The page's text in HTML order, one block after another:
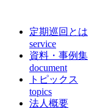
定期巡回とは
service
資料・事例集
document
トピックス
topics
法人概要